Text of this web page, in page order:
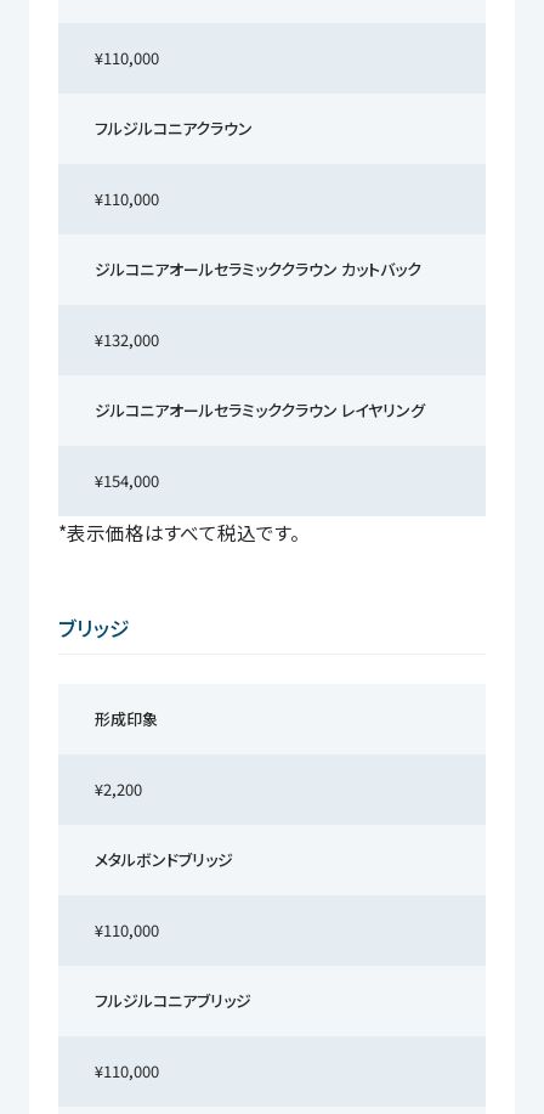
¥110,000
フルジルコニアクラウン
¥110,000
ジルコニアオールセラミッククラウン カットバック
¥132,000
ジルコニアオールセラミッククラウン レイヤリング
¥154,000
*表示価格はすべて税込です。
ブリッジ
形成印象
¥2,200
メタルボンドブリッジ
¥110,000
フルジルコニアブリッジ
¥110,000